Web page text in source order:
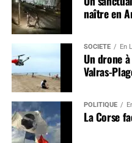
naître en
SOCIÉTÉ En
Un drone
Valras-
POLITIQUE
La Corse